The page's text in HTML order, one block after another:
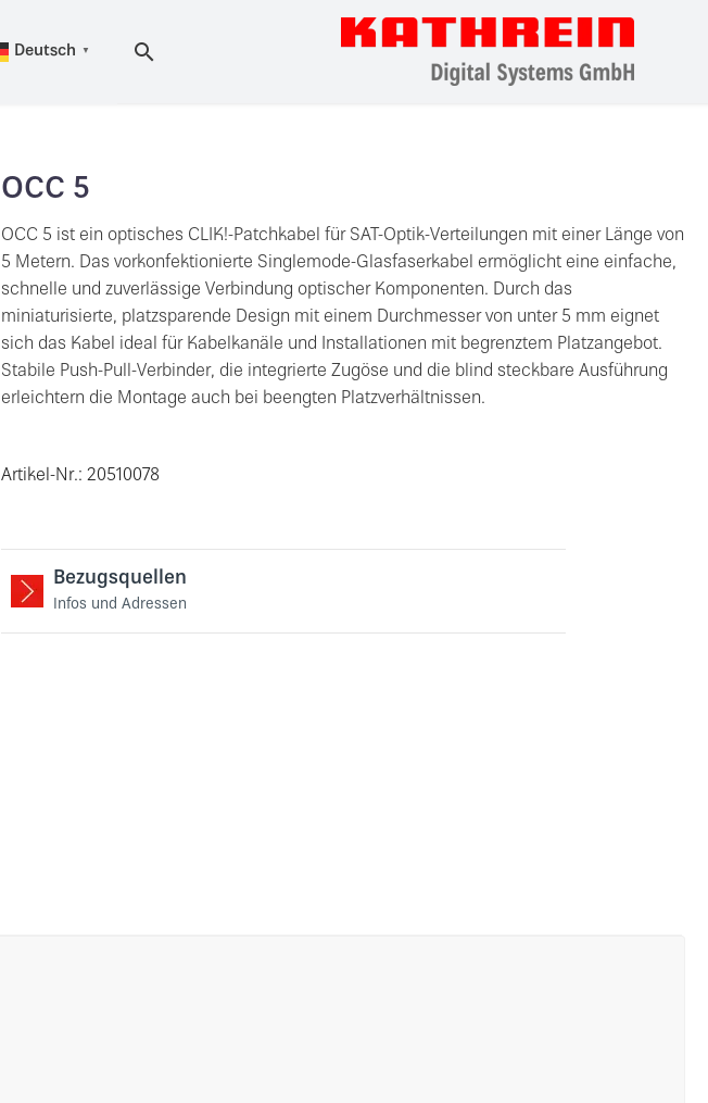
Deutsch ▼
OCC 5
OCC 5 ist ein optisches CLIK!-Patchkabel für SAT-Optik-Verteilungen mit einer Länge von
5 Metern. Das vorkonfektionierte Singlemode-Glasfaserkabel ermöglicht eine einfache,
schnelle und zuverlässige Verbindung optischer Komponenten. Durch das
miniaturisierte, platzsparende Design mit einem Durchmesser von unter 5 mm eignet
sich das Kabel ideal für Kabelkanäle und Installationen mit begrenztem Platzangebot.
Stabile Push-Pull-Verbinder, die integrierte Zugöse und die blind steckbare Ausführung
erleichtern die Montage auch bei beengten Platzverhältnissen.
Artikel-Nr.: 20510078
Bezugsquellen
Infos und Adressen